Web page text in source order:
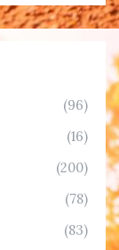
(96)
(16)
(200)
(78)
(83)